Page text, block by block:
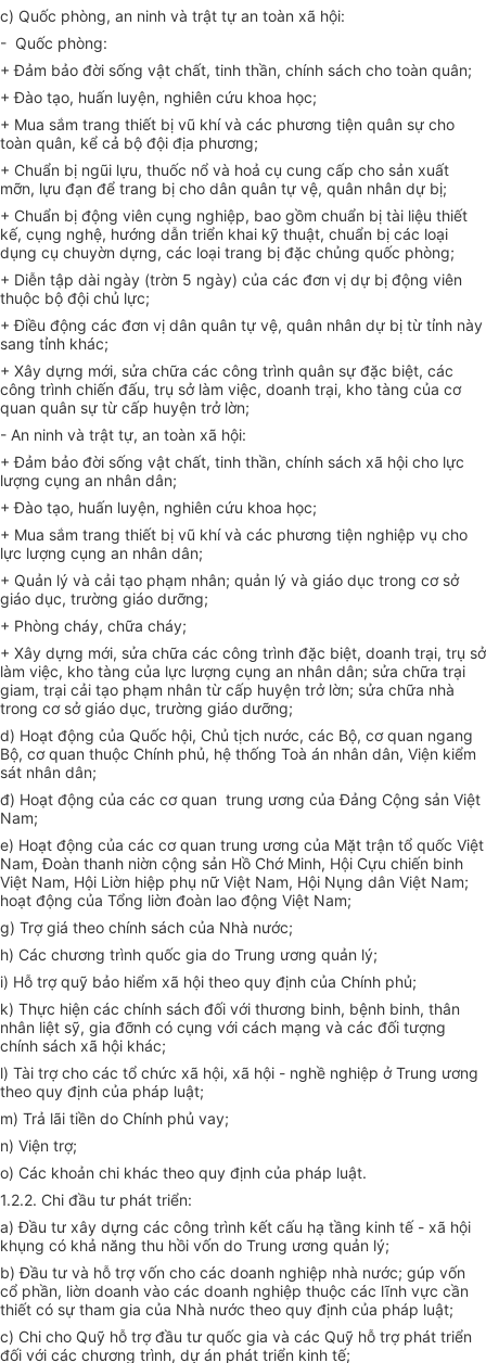
c) Quốc phòng, an ninh và trật tự an toàn xã hội:
- Quốc phòng:
+ Đảm bảo đời sống vật chất, tinh thần, chính sách cho toàn quân;
+ Đào tạo, huấn luyện, nghiên cứu khoa học;
+ Mua sắm trang thiết bị vũ khí và các phương tiện quân sự cho
toàn quân, kể cả bộ đội địa phương;
+ Chuẩn bị ngũi lựu, thuốc nổ và hoả cụ cung cấp cho sản xuất
mỡn, lựu đạn để trang bị cho dân quân tự vệ, quân nhân dự bị;
+ Chuẩn bị động viên cụng nghiệp, bao gồm chuẩn bị tài liệu thiết
kế, cụng nghệ, hướng dẫn triển khai kỹ thuật, chuẩn bị các loại
dụng cụ chuyờn dựng, các loại trang bị đặc chủng quốc phòng;
+ Diễn tập dài ngày (trờn 5 ngày) của các đơn vị dự bị động viên
thuộc bộ đội chủ lực;
+ Điều động các đơn vị dân quân tự vệ, quân nhân dự bị từ tỉnh này
sang tỉnh khác;
+ Xây dựng mới, sửa chữa các công trình quân sự đặc biệt, các
công trình chiến đấu, trụ sở làm việc, doanh trại, kho tàng của cơ
quan quân sự từ cấp huyện trở lờn;
- An ninh và trật tự, an toàn xã hội:
+ Đảm bảo đời sống vật chất, tinh thần, chính sách xã hội cho lực
lượng cụng an nhân dân;
+ Đào tạo, huấn luyện, nghiên cứu khoa học;
+ Mua sắm trang thiết bị vũ khí và các phương tiện nghiệp vụ cho
lực lượng cụng an nhân dân;
+ Quản lý và cải tạo phạm nhân; quản lý và giáo dục trong cơ sở
giáo dục, trường giáo dưỡng;
+ Phòng cháy, chữa cháy;
+ Xây dựng mới, sửa chữa các công trình đặc biệt, doanh trại, trụ sở
làm việc, kho tàng của lực lượng cụng an nhân dân; sửa chữa trại
giam, trại cải tạo phạm nhân từ cấp huyện trở lờn; sửa chữa nhà
trong cơ sở giáo dục, trường giáo dưỡng;
d) Hoạt động của Quốc hội, Chủ tịch nước, các Bộ, cơ quan ngang
Bộ, cơ quan thuộc Chính phủ, hệ thống Toà án nhân dân, Viện kiểm
sát nhân dân;
đ) Hoạt động của các cơ quan trung ương của Đảng Cộng sản Việt
Nam;
e) Hoạt động của các cơ quan trung ương của Mặt trận tổ quốc Việt
Nam, Đoàn thanh niờn cộng sản Hồ Chớ Minh, Hội Cựu chiến binh
Việt Nam, Hội Liờn hiệp phụ nữ Việt Nam, Hội Nụng dân Việt Nam;
hoạt động của Tổng liờn đoàn lao động Việt Nam;
g) Trợ giá theo chính sách của Nhà nước;
h) Các chương trình quốc gia do Trung ương quản lý;
i) Hỗ trợ quỹ bảo hiểm xã hội theo quy định của Chính phủ;
k) Thực hiện các chính sách đối với thương binh, bệnh binh, thân
nhân liệt sỹ, gia đỡnh có cụng với cách mạng và các đối tượng
chính sách xã hội khác;
l) Tài trợ cho các tổ chức xã hội, xã hội - nghề nghiệp ở Trung ương
theo quy định của pháp luật;
m) Trả lãi tiền do Chính phủ vay;
n) Viện trợ;
o) Các khoản chi khác theo quy định của pháp luật.
1.2.2. Chi đầu tư phát triển:
a) Đầu tư xây dựng các công trình kết cấu hạ tầng kinh tế - xã hội
khụng có khả năng thu hồi vốn do Trung ương quản lý;
b) Đầu tư và hỗ trợ vốn cho các doanh nghiệp nhà nước; gúp vốn
cổ phần, liờn doanh vào các doanh nghiệp thuộc các lĩnh vực cần
thiết có sự tham gia của Nhà nước theo quy định của pháp luật;
c) Chi cho Quỹ hỗ trợ đầu tư quốc gia và các Quỹ hỗ trợ phát triển
đối với các chương trình, dự án phát triển kinh tế;